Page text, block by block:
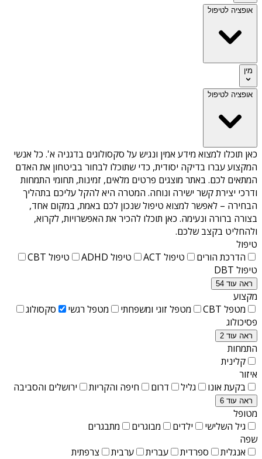
אופציה לטיפול
מין
אופציה לטיפול
כאן תוכלו למצוא מידע אמין ונגיש על סקסולוגים בדגניה א'. כל אנשי
המקצוע עברו בדיקה יסודית, כדי שתוכלו לבחור בביטחון את האדם
המתאים לכם. באתר מוצגים פרטים מלאים, זמינות, תחומי התמחות
ודרכי יצירת קשר ישירה ונוחה. המטרה היא להקל עליכם בתהליך
הבחירה – לאפשר למצוא טיפול שנכון לכם באמת, במקום אחד,
בצורה ברורה ונעימה. כאן תוכלו להכיר את האפשרויות, לקרוא,
ולהחליט בקצב שלכם.
טיפול
הדרכת הורים
טיפול ACT טיפול ADHD
טיפול CBT
טיפול DBT
ראה עוד 54
מקצוע
מטפל CBT
מטפל זוגי ומשפחתי מטפל רגשי
סקסולוג
פסיכולוג
ראה עוד 2
התמחות
קלינית
איזור
בקעת אונו
גליל דרום חיפה והקריות ירושלים והסביבה
ראה עוד 6
מטופל
גיל השלישי
ילדים מבוגרים
מתבגרים
שפה
אנגלית
ספרדית עברית ערבית צרפתית